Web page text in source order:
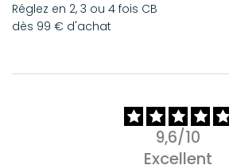
Réglez en 2, 3 ou 4 fois CB
dès 99 € d'achat
9,6/10
Excellent